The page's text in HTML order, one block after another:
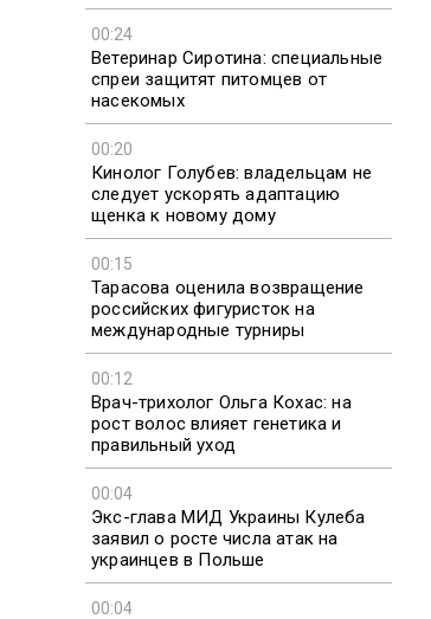
00:24
Ветеринар Сиротина: специальные
спреи защитят питомцев от
насекомых
00:20
Кинолог Голубев: владельцам не
следует ускорять адаптацию
щенка к новому дому
00:15
Тарасова оценила возвращение
российских фигуристок на
международные турниры
00:12
Врач-трихолог Ольга Кохас: на
рост волос влияет генетика и
правильный уход
00:04
Экс-глава МИД Украины Кулеба
заявил о росте числа атак на
украинцев в Польше
00:04